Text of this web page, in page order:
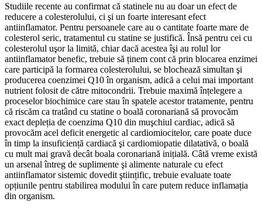
Studiile recente au confirmat că statinele nu au doar un efect de
reducere a colesterolului, ci şi un foarte interesant efect
antiinflamator. Pentru persoanele care au o cantitate foarte mare de
colesterol seric, tratamentul cu statine se justifică. Însă pentru cei cu
colesterolul uşor la limită, chiar dacă acestea îşi au rolul lor
antiinflamator benefic, trebuie să ținem cont că prin blocarea enzimei
care participă la formarea colesterolului, se blochează simultan şi
producerea coenzimei Q10 în organism, adică a celui mai important
nutrient folosit de către mitocondrii. Trebuie maximă înțelegere a
proceselor biochimice care stau în spatele acestor tratamente, pentru
că riscăm ca tratând cu statine o boală coronariană să provocăm
exact depleția de coenzima Q10 din muşchiul cardiac, adică să
provocăm acel deficit energetic al cardiomiocitelor, care poate duce
în timp la insuficiență cardiacă şi cardiomiopatie dilatativă, o boală
cu mult mai gravă decât boala coronariană inițială. Câtă vreme există
un arsenal întreg de suplimente şi alimente naturale cu efect
antiinflamator sistemic dovedit ştiințific, trebuie evaluate toate
opțiunile pentru stabilirea modului în care putem reduce inflamația
din organism.